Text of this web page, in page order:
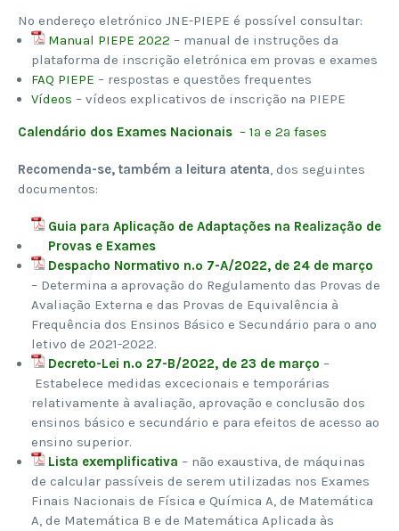
No endereço eletrónico JNE-PIEPE é possível consultar:
Manual PIEPE 2022 – manual de instruções da
plataforma de inscrição eletrónica em provas e exames
FAQ PIEPE – respostas e questões frequentes
Vídeos – vídeos explicativos de inscrição na PIEPE
Calendário dos Exames Nacionais – 1ª e 2ª fases
Recomenda-se, também a leitura atenta, dos seguintes
documentos:​
Guia para Aplicação de Adaptações na Realização de
Provas e Exames
Despacho Normativo n.º 7-A/2022, de 24 de março
– Determina a aprovação do Regulamento das Provas de
Avaliação Externa e das Provas de Equivalência à
Frequência dos Ensinos Básico e Secundário para o ano
letivo de 2021-2022.
Decreto-Lei n.º 27-B/2022, de 23 de março –
Estabelece medidas excecionais e temporárias
relativamente à avaliação, aprovação e conclusão dos
ensinos básico e secundário e para efeitos de acesso ao
ensino superior.
Lista exemplificativa – não exaustiva, de máquinas
de calcular passíveis de serem utilizadas nos Exames
Finais Nacionais de Física e Química A, de Matemática
A, de Matemática B e de Matemática Aplicada às